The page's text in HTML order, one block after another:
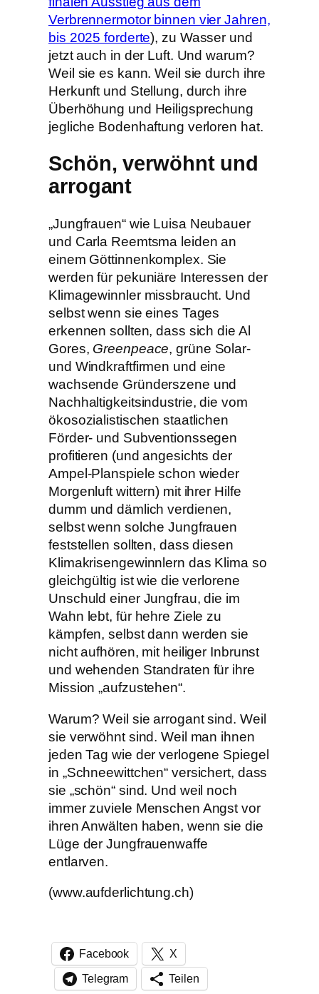
Verbrennermotor binnen vier Jahren,
bis 2025 forderte), zu Wasser und
jetzt auch in der Luft. Und warum?
Weil sie es kann. Weil sie durch ihre
Herkunft und Stellung, durch ihre
Überhöhung und Heiligsprechung
jegliche Bodenhaftung verloren hat.
Schön, verwöhnt und
arrogant
„Jungfrauen“ wie Luisa Neubauer
und Carla Reemtsma leiden an
einem Göttinnenkomplex. Sie
werden für pekuniäre Interessen der
Klimagewinnler missbraucht. Und
selbst wenn sie eines Tages
erkennen sollten, dass sich die Al
Gores, Greenpeace, grüne Solar-
und Windkraftfirmen und eine
wachsende Gründerszene und
Nachhaltigkeitsindustrie, die vom
ökosozialistischen staatlichen
Förder- und Subventionssegen
profitieren (und angesichts der
Ampel-Planspiele schon wieder
Morgenluft wittern) mit ihrer Hilfe
dumm und dämlich verdienen,
selbst wenn solche Jungfrauen
feststellen sollten, dass diesen
Klimakrisengewinnlern das Klima so
gleichgültig ist wie die verlorene
Unschuld einer Jungfrau, die im
Wahn lebt, für hehre Ziele zu
kämpfen, selbst dann werden sie
nicht aufhören, mit heiliger Inbrunst
und wehenden Standraten für ihre
Mission „aufzustehen“.
Warum? Weil sie arrogant sind. Weil
sie verwöhnt sind. Weil man ihnen
jeden Tag wie der verlogene Spiegel
in „Schneewittchen“ versichert, dass
sie „schön“ sind. Und weil noch
immer zuviele Menschen Angst vor
ihren Anwälten haben, wenn sie die
Lüge der Jungfrauenwaffe
entlarven.
(www.aufderlichtung.ch)
Facebook X
Telegram Teilen